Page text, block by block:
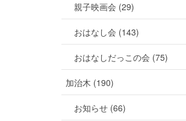
親子映画会 (29)
おはなし会 (143)
おはなしだっこの会 (75)
加治木 (190)
お知らせ (66)